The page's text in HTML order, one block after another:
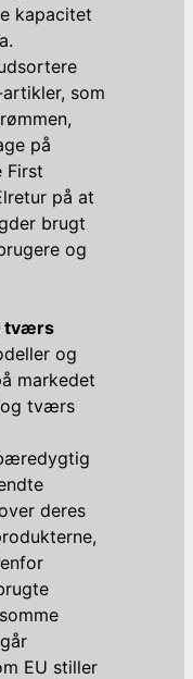
kapacitet
som
på
First
på at
brugt
og
tværs
og
markedet
og tværs
deres
EU stiller